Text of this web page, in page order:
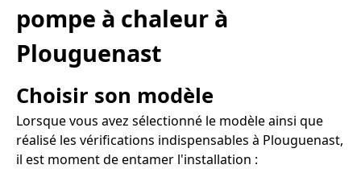
pompe à chaleur à
Plouguenast
Choisir son modèle
Lorsque vous avez sélectionné le modèle ainsi que
réalisé les vérifications indispensables à Plouguenast,
il est moment de entamer l'installation :